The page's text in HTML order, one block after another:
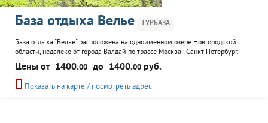
База отдыха Велье ТУРБАЗА
База отдыха "Велье" расположена на одноименном озере Новгородской
области, недалеко от города Валдай по трассе Москва - Санкт-Петербург.
Доставка от села Никольское на катере. Дорог и электричества рядом нет.
Для размещения отдыхающих - предлагаются деревянные домики на
восемь человек, есть электрогенератор, печное отопление. Возможно
трехразовое питание (русская кухня). Баня. ...
Цены от 1400.00 до 1400.00 руб.
Показать на карте / посмотреть адрес